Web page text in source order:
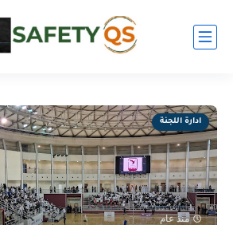
ادارة اللجنة
منذ عام